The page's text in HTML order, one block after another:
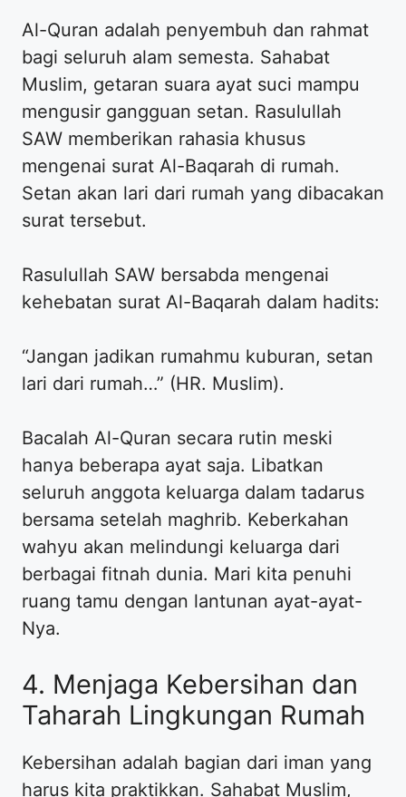
Al-Quran adalah penyembuh dan rahmat
bagi seluruh alam semesta. Sahabat
Muslim, getaran suara ayat suci mampu
mengusir gangguan setan. Rasulullah
SAW memberikan rahasia khusus
mengenai surat Al-Baqarah di rumah.
Setan akan lari dari rumah yang dibacakan
surat tersebut.
Rasulullah SAW bersabda mengenai
kehebatan surat Al-Baqarah dalam hadits:
“Jangan jadikan rumahmu kuburan, setan
lari dari rumah…” (HR. Muslim).
Bacalah Al-Quran secara rutin meski
hanya beberapa ayat saja. Libatkan
seluruh anggota keluarga dalam tadarus
bersama setelah maghrib. Keberkahan
wahyu akan melindungi keluarga dari
berbagai fitnah dunia. Mari kita penuhi
ruang tamu dengan lantunan ayat-ayat-
Nya.
4. Menjaga Kebersihan dan
Taharah Lingkungan Rumah
Kebersihan adalah bagian dari iman yang
harus kita praktikkan. Sahabat Muslim,